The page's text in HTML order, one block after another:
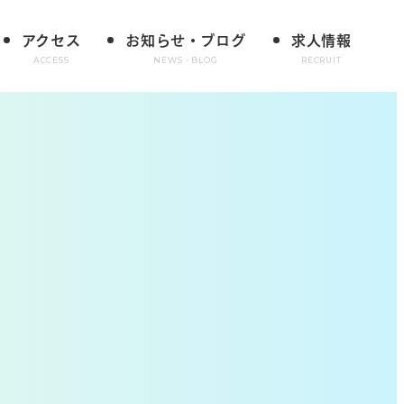
アクセス
ACCESS
お知らせ・ブログ
NEWS・BLOG
求人情報
RECRUIT